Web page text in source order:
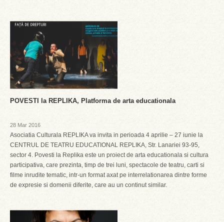
POVESTI la REPLIKA, Platforma de arta educationala
28 Mar 2016
Asociatia Culturala REPLIKA va invita in perioada 4 aprilie – 27 iunie la
CENTRUL DE TEATRU EDUCATIONAL REPLIKA, Str. Lanariei 93-95,
sector 4. Povesti la Replika este un proiect de arta educationala si cultura
participativa, care prezinta, timp de trei luni, spectacole de teatru, carti si
filme inrudite tematic, intr-un format axat pe interrelationarea dintre forme
de expresie si domenii diferite, care au un continut similar.